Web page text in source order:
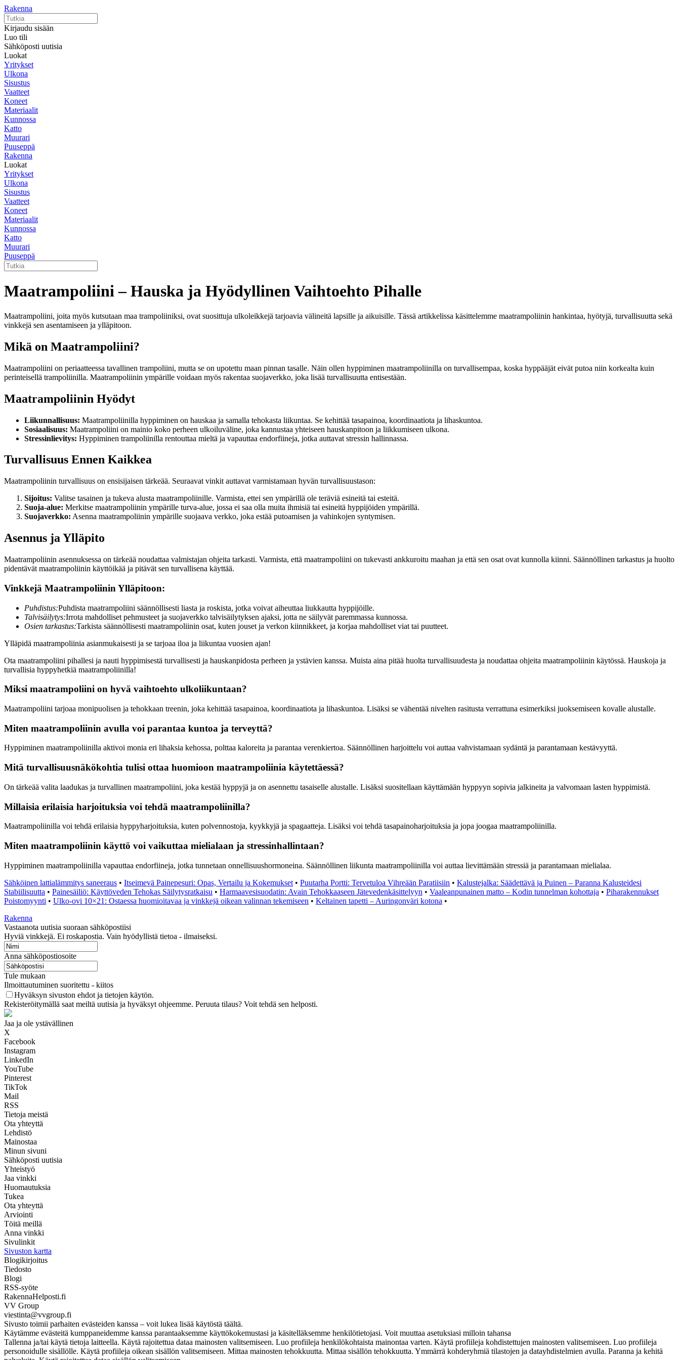
Rakenna
Kirjaudu sisään
Luo tili
Sähköposti uutisia
Luokat
Yritykset
Ulkona
Sisustus
Vaatteet
Koneet
Materiaalit
Kunnossa
Katto
Muurari
Puuseppä
Rakenna
Luokat
Yritykset
Ulkona
Sisustus
Vaatteet
Koneet
Materiaalit
Kunnossa
Katto
Muurari
Puuseppä
Maatrampoliini – Hauska ja Hyödyllinen Vaihtoehto Pihalle
Maatrampoliini, joita myös kutsutaan maa trampoliiniksi, ovat suosittuja ulkoleikkejä tarjoavia välineitä lapsille ja aikuisille. Tässä artikkelissa käsittelemme maatrampoliinin hankintaa, hyötyjä, turvallisuutta sekä
vinkkejä sen asentamiseen ja ylläpitoon.
Mikä on Maatrampoliini?
Maatrampoliini on periaatteessa tavallinen trampoliini, mutta se on upotettu maan pinnan tasalle. Näin ollen hyppiminen maatrampoliinilla on turvallisempaa, koska hyppääjät eivät putoa niin korkealta kuin
perinteisellä trampoliinilla. Maatrampoliinin ympärille voidaan myös rakentaa suojaverkko, joka lisää turvallisuutta entisestään.
Maatrampoliinin Hyödyt
Liikunnallisuus: Maatrampoliinilla hyppiminen on hauskaa ja samalla tehokasta liikuntaa. Se kehittää tasapainoa, koordinaatiota ja lihaskuntoa.
Sosiaalisuus: Maatrampoliini on mainio koko perheen ulkoiluväline, joka kannustaa yhteiseen hauskanpitoon ja liikkumiseen ulkona.
Stressinlievitys: Hyppiminen trampoliinilla rentouttaa mieltä ja vapauttaa endorfiineja, jotka auttavat stressin hallinnassa.
Turvallisuus Ennen Kaikkea
Maatrampoliinin turvallisuus on ensisijaisen tärkeää. Seuraavat vinkit auttavat varmistamaan hyvän turvallisuustason:
Sijoitus: Valitse tasainen ja tukeva alusta maatrampoliinille. Varmista, ettei sen ympärillä ole teräviä esineitä tai esteitä.
Suoja-alue: Merkitse maatrampoliinin ympärille turva-alue, jossa ei saa olla muita ihmisiä tai esineitä hyppijöiden ympärillä.
Suojaverkko: Asenna maatrampoliinin ympärille suojaava verkko, joka estää putoamisen ja vahinkojen syntymisen.
Asennus ja Ylläpito
Maatrampoliinin asennuksessa on tärkeää noudattaa valmistajan ohjeita tarkasti. Varmista, että maatrampoliini on tukevasti ankkuroitu maahan ja että sen osat ovat kunnolla kiinni. Säännöllinen tarkastus ja huolto
pidentävät maatrampoliinin käyttöikää ja pitävät sen turvallisena käyttää.
Vinkkejä Maatrampoliinin Ylläpitoon:
Puhdistus:Puhdista maatrampoliini säännöllisesti liasta ja roskista, jotka voivat aiheuttaa liukkautta hyppijöille.
Talvisäilytys:Irrota mahdolliset pehmusteet ja suojaverkko talvisäilytyksen ajaksi, jotta ne säilyvät paremmassa kunnossa.
Osien tarkastus:Tarkista säännöllisesti maatrampoliinin osat, kuten jouset ja verkon kiinnikkeet, ja korjaa mahdolliset viat tai puutteet.
Ylläpidä maatrampoliinia asianmukaisesti ja se tarjoaa iloa ja liikuntaa vuosien ajan!
Ota maatrampoliini pihallesi ja nauti hyppimisestä turvallisesti ja hauskanpidosta perheen ja ystävien kanssa. Muista aina pitää huolta turvallisuudesta ja noudattaa ohjeita maatrampoliinin käytössä. Hauskoja ja
turvallisia hyppyhetkiä maatrampoliinilla!
Miksi maatrampoliini on hyvä vaihtoehto ulkoliikuntaan?
Maatrampoliini tarjoaa monipuolisen ja tehokkaan treenin, joka kehittää tasapainoa, koordinaatiota ja lihaskuntoa. Lisäksi se vähentää nivelten rasitusta verrattuna esimerkiksi juoksemiseen kovalle alustalle.
Miten maatrampoliinin avulla voi parantaa kuntoa ja terveyttä?
Hyppiminen maatrampoliinilla aktivoi monia eri lihaksia kehossa, polttaa kaloreita ja parantaa verenkiertoa. Säännöllinen harjoittelu voi auttaa vahvistamaan sydäntä ja parantamaan kestävyyttä.
Mitä turvallisuusnäkökohtia tulisi ottaa huomioon maatrampoliinia käytettäessä?
On tärkeää valita laadukas ja turvallinen maatrampoliini, joka kestää hyppyjä ja on asennettu tasaiselle alustalle. Lisäksi suositellaan käyttämään hyppyyn sopivia jalkineita ja valvomaan lasten hyppimistä.
Millaisia erilaisia harjoituksia voi tehdä maatrampoliinilla?
Maatrampoliinilla voi tehdä erilaisia hyppyharjoituksia, kuten polvennostoja, kyykkyjä ja spagaatteja. Lisäksi voi tehdä tasapainoharjoituksia ja jopa joogaa maatrampoliinilla.
Miten maatrampoliinin käyttö voi vaikuttaa mielialaan ja stressinhallintaan?
Hyppiminen maatrampoliinilla vapauttaa endorfiineja, jotka tunnetaan onnellisuushormoneina. Säännöllinen liikunta maatrampoliinilla voi auttaa lievittämään stressiä ja parantamaan mielialaa.
Sähköinen lattialämmitys saneeraus • Itseimevä Painepesuri: Opas, Vertailu ja Kokemukset • Puutarha Portti: Tervetuloa Vihreään Paratiisiin • Kalustejalka: Säädettävä ja Puinen – Paranna Kalusteidesi
Stabiilisuutta • Painesäiliö: Käyttöveden Tehokas Säilytysratkaisu • Harmaavesisuodatin: Avain Tehokkaaseen Jätevedenkäsittelyyn • Vaaleanpunainen matto – Kodin tunnelman kohottaja • Piharakennukset
Poistomyynti • Ulko-ovi 10×21: Ostaessa huomioitavaa ja vinkkejä oikean valinnan tekemiseen • Keltainen tapetti – Auringonväri kotona •
Rakenna
Vastaanota uutisia suoraan sähköpostiisi
Hyviä vinkkejä. Ei roskapostia. Vain hyödyllistä tietoa - ilmaiseksi.
Anna sähköpostiosoite
Tule mukaan
Ilmoittautuminen suoritettu - kiitos
Hyväksyn sivuston ehdot ja tietojen käytön.
Rekisteröitymällä saat meiltä uutisia ja hyväksyt ohjeemme. Peruuta tilaus? Voit tehdä sen helposti.
Jaa ja ole ystävällinen
X
Facebook
Instagram
LinkedIn
YouTube
Pinterest
TikTok
Mail
RSS
Tietoja meistä
Ota yhteyttä
Lehdistö
Mainostaa
Minun sivuni
Sähköposti uutisia
Yhteistyö
Jaa vinkki
Huomautuksia
Tukea
Ota yhteyttä
Arviointi
Töitä meillä
Anna vinkki
Sivulinkit
Sivuston kartta
Blogikirjoitus
Tiedosto
Blogi
RSS-syöte
RakennaHelposti.fi
VV Group
viestinta@vvgroup.fi
Sivusto toimii parhaiten evästeiden kanssa – voit lukea lisää käytöstä täältä.
Käytämme evästeitä kumppaneidemme kanssa parantaaksemme käyttökokemustasi ja käsitelläksemme henkilötietojasi. Voit muuttaa asetuksiasi milloin tahansa
Tallenna ja/tai käytä tietoja laitteella. Käytä rajoitettua dataa mainosten valitsemiseen. Luo profiileja henkilökohtaista mainontaa varten. Käytä profiileja kohdistettujen mainosten valitsemiseen. Luo profiileja
personoidulle sisällölle. Käytä profiileja oikean sisällön valitsemiseen. Mittaa mainosten tehokkuutta. Mittaa sisällön tehokkuutta. Ymmärrä kohderyhmiä tilastojen ja datayhdistelmien avulla. Paranna ja kehitä